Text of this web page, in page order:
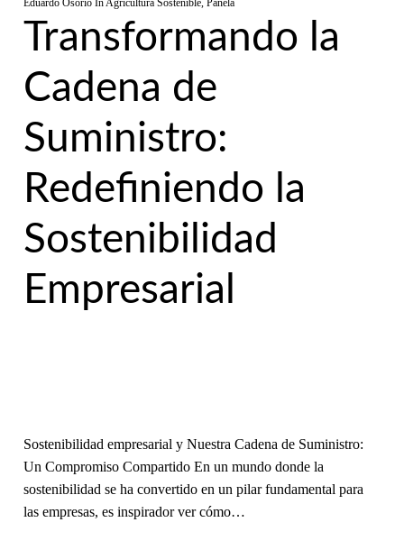
Eduardo Osorio InAgricultura Sostenible, Panela
Transformando la
Cadena de
Suministro:
Redefiniendo la
Sostenibilidad
Empresarial
Sostenibilidad empresarial y Nuestra Cadena de Suministro:
Un Compromiso Compartido En un mundo donde la
sostenibilidad se ha convertido en un pilar fundamental para
las empresas, es inspirador ver cómo…